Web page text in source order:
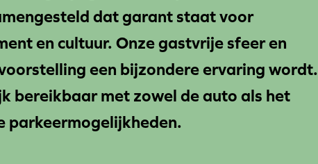
dat garant staat voor
en cultuur. Onze gastvrije sfeer en
een bijzondere ervaring wordt.
bereikbaar met zowel de auto als het
parkeermogelijkheden.